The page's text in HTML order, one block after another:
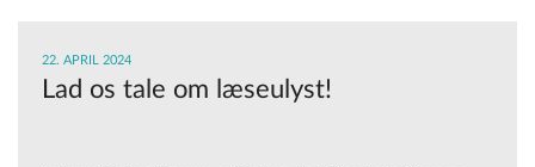
22. APRIL 2024
Lad os tale om læseulyst!